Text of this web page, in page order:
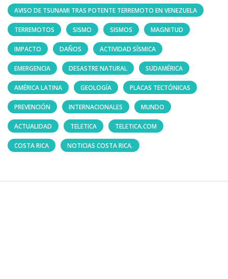
AVISO DE TSUNAMI TRAS POTENTE TERREMOTO EN VENEZUELA
TERREMOTOS SISMO SISMOS MAGNITUD
IMPACTO DAÑOS ACTIVIDAD SÍSMICA
EMERGENCIA DESASTRE NATURAL SUDAMÉRICA
AMÉRICA LATINA GEOLOGÍA PLACAS TECTÓNICAS
PREVENCIÓN INTERNACIONALES MUNDO
ACTUALIDAD TELETICA TELETICA.COM
COSTA RICA NOTICIAS COSTA RICA.